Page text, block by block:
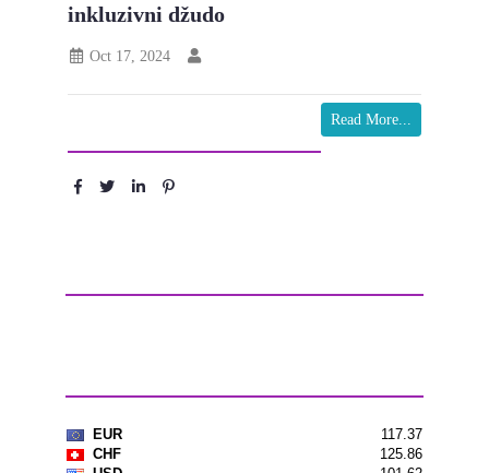
inkluzivni džudo
Oct 17, 2024
Read More...